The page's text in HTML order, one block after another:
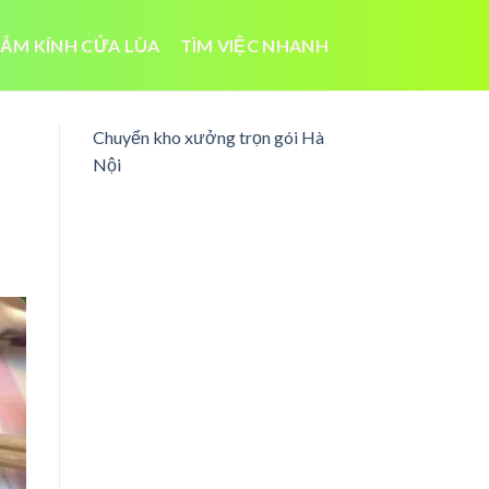
KÍNH CỬA LÙA TÌM VIỆC NHANH
Chuyển kho xưởng trọn gói Hà
Nội